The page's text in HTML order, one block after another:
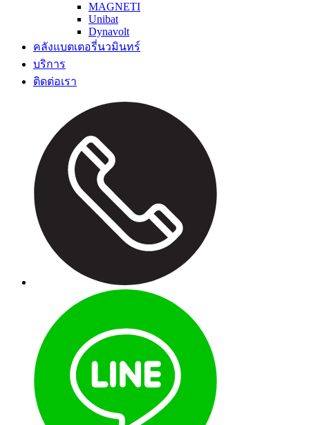
MAGNETI
Unibat
Dynavolt
คลังแบตเตอรี่นวมินทร์
บริการ
ติดต่อเรา